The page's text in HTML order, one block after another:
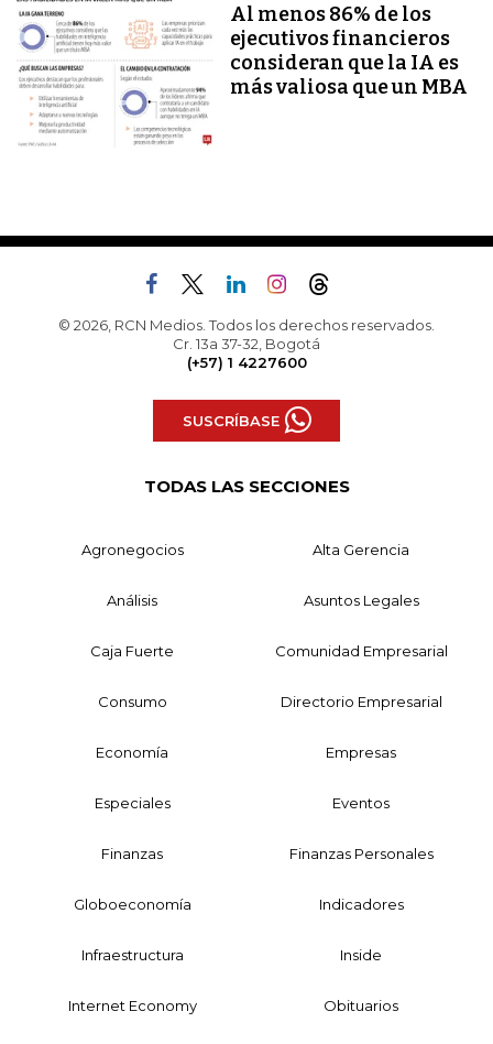
Al menos 86% de los
ejecutivos financieros
consideran que la IA es
más valiosa que un MBA
© 2026, RCN Medios. Todos los derechos reservados.
Cr. 13a 37-32, Bogotá
(+57) 1 4227600
SUSCRÍBASE
TODAS LAS SECCIONES
Agronegocios Alta Gerencia
Análisis Asuntos Legales
Caja Fuerte Comunidad Empresarial
Consumo Directorio Empresarial
Economía Empresas
Especiales Eventos
Finanzas Finanzas Personales
Globoeconomía Indicadores
Infraestructura Inside
Internet Economy Obituarios